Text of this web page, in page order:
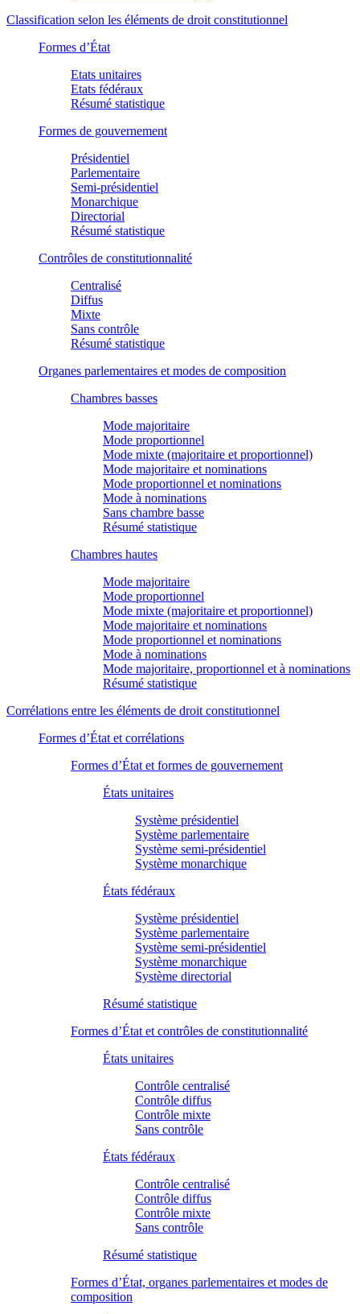
Classification selon les éléments de droit constitutionnel
Formes d’État
Etats unitaires
Etats fédéraux
Résumé statistique
Formes de gouvernement
Présidentiel
Parlementaire
Semi-présidentiel
Monarchique
Directorial
Résumé statistique
Contrôles de constitutionnalité
Centralisé
Diffus
Mixte
Sans contrôle
Résumé statistique
Organes parlementaires et modes de composition
Chambres basses
Mode majoritaire
Mode proportionnel
Mode mixte (majoritaire et proportionnel)
Mode majoritaire et nominations
Mode proportionnel et nominations
Mode à nominations
Sans chambre basse
Résumé statistique
Chambres hautes
Mode majoritaire
Mode proportionnel
Mode mixte (majoritaire et proportionnel)
Mode majoritaire et nominations
Mode proportionnel et nominations
Mode à nominations
Mode majoritaire, proportionnel et à nominations
Résumé statistique
Corrélations entre les éléments de droit constitutionnel
Formes d’État et corrélations
Formes d’État et formes de gouvernement
États unitaires
Système présidentiel
Système parlementaire
Système semi-présidentiel
Système monarchique
États fédéraux
Système présidentiel
Système parlementaire
Système semi-présidentiel
Système monarchique
Système directorial
Résumé statistique
Formes d’État et contrôles de constitutionnalité
États unitaires
Contrôle centralisé
Contrôle diffus
Contrôle mixte
Sans contrôle
États fédéraux
Contrôle centralisé
Contrôle diffus
Contrôle mixte
Sans contrôle
Résumé statistique
Formes d’État, organes parlementaires et modes de
composition